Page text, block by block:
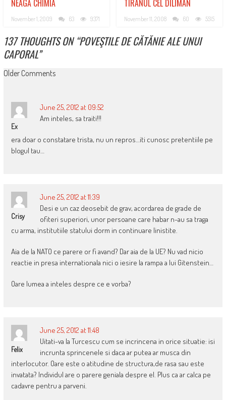
NEAGĂ CHIMIA
November 1, 2009 63 9371
TIRANUL CEL DILIMAN
November 11, 2008 60 5515
137 THOUGHTS ON “POVEŞTILE DE CĂTĂNIE ALE UNUI
CAPORAL”
COMMENT
Older Comments
Ex
June 25, 2012 at 09:52
Am inteles, sa traiti!!!
era doar o constatare trista, nu un repros…iti cunosc pretentiile pe
blogul tau…
Crisy
June 25, 2012 at 11:39
Desi e un caz deosebit de grav, acordarea de grade de
ofiteri superiori, unor persoane care habar n-au sa traga
cu arma, institutiile statului dorm in continuare linistite.
Aia de la NATO ce parere or fi avand? Dar aia de la UE? Nu vad nicio
reactie in presa internationala nici o iesire la rampa a lui Gitenstein…
Oare lumea a inteles despre ce e vorba?
Felix
June 25, 2012 at 11:48
Uitati-va la Turcescu cum se incrincena in orice situatie: isi
incrunta sprincenele si daca ar putea ar musca din
interlocutor. Oare este o atitudine de structura,de rasa sau este
invatata? Individul are o parere geniala despre el. Plus ca ar calca pe
cadavre pentru a parveni.